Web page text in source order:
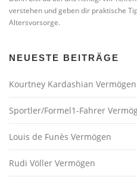
verstehen und geben dir praktische
Altersvorsorge.
NEUESTE BEITRÄGE
Kourtney Kardashian Vermögen
Sportler/Formel1-Fahrer
Louis de Funès Vermögen
Rudi Völler Vermögen